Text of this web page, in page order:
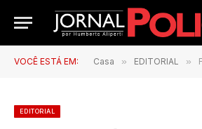
VOCÊ ESTÁ EM: Casa » EDITORIAL »
EDITORIAL